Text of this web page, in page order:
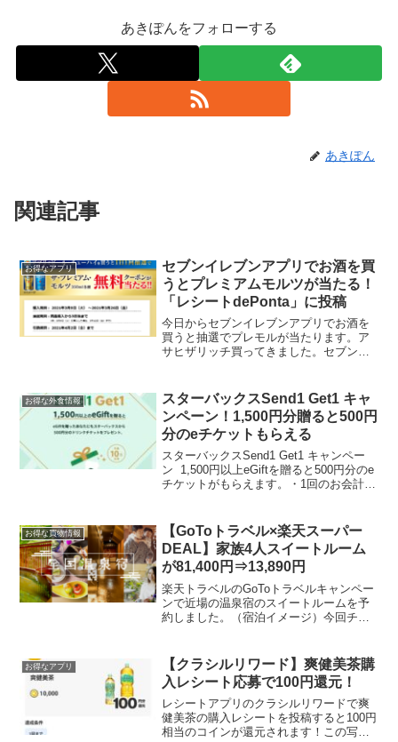
あきぽんをフォローする
あきぽん
関連記事
お得なアプリ
セブンイレブンアプリでお酒を買
うとプレミアムモルツが当たる！
「レシートdePonta」に投稿
今日からセブンイレブンアプリでお酒を
買うと抽選でプレモルが当たります。ア
サヒザリッチ買ってきました。セブンア
限1000円に達してしまったので、三井住
友カード...
お得な外食情報
スターバックスSend1 Get1 キャ
ンペーン！1,500円分贈ると500円
分のeチケットもらえる
スターバックスSend1 Get1 キャンペー
ン 1,500円以上eGiftを贈ると500円分のe
チケットがもらえます。・1回のお会計に
（木）2...
お得な買物情報
【GoToトラベル×楽天スーパー
DEAL】家族4人スイートルーム
が81,400円⇒13,890円
楽天トラベルのGoToトラベルキャンペー
ンで近場の温泉宿のスイートルームを予
約しました。（宿泊イメージ）今回チョ
パーDEAL×温泉特集を併用して4人家族
で1泊...
お得なアプリ
【クラシルリワード】爽健美茶購
入レシート応募で100円還元！
レシートアプリのクラシルリワードで爽
健美茶の購入レシートを投稿すると100円
相当のコインが還元されます！この写真